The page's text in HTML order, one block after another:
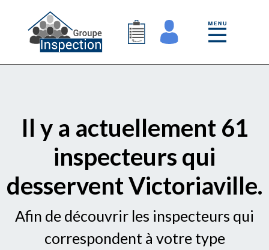
Il y a actuellement 61
inspecteurs qui
desservent Victoriaville.
Afin de découvrir les inspecteurs qui
correspondent à votre type